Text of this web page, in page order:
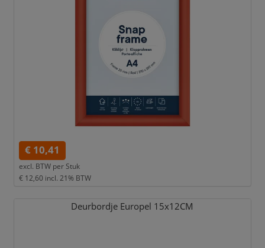
€ 10,41
excl. BTW per Stuk
€ 12,60 incl. 21% BTW
Deurbordje Europel 15x12CM